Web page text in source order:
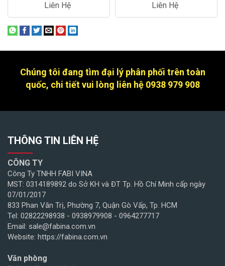
Liên Hệ Liên Hệ
Chúng tôi đang tìm đại lý phân phối trên toàn
quốc, chi tiết vui lòng liên hệ 0938 979 908
THÔNG TIN LIÊN HỆ
CÔNG TY
Công Ty TNHH FABI VINA
MST: 0314189892 do Sở KH và ĐT Tp. Hồ Chí Minh cấp ngày
07/01/2017
833 Phan Văn Trị, Phường 7, Quận Gò Vấp, Tp. HCM
Tel: 02822298938 - 0938979908 - 0964277717
Email: sale@fabina.com.vn
Website: https://fabina.com.vn
Văn phòng